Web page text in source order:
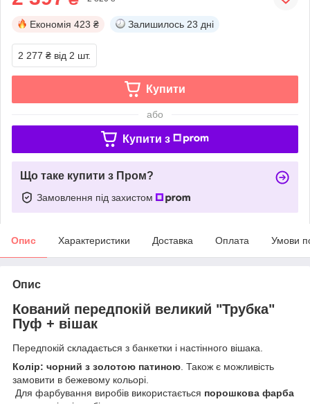
Економія 423 ₴ Залишилось 23 дні
2 277 ₴ від 2 шт.
Купити
або
Купити з
Що таке купити з Пром?
Замовлення під захистом
Опис Характеристики Доставка Оплата Умови
Опис
Кований передпокій великий "Трубка"
Пуф + вішак
Передпокій складається з банкетки і настінного вішака.
Колір: чорний з золотою патиною. Також є можливість
замовити в бежевому кольорі.
Для фарбування виробів використається порошкова фарба